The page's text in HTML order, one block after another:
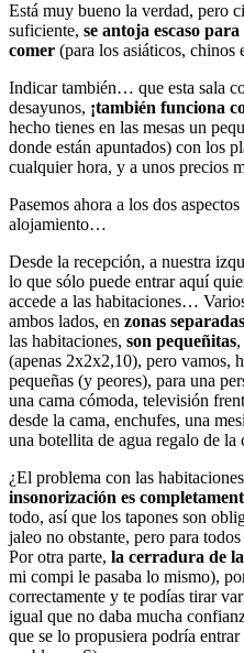
Está muy bueno la verdad, pero
suficiente, se antoja escaso
comer (para los asiáticos, chinos
Indicar también… que esta sala
desayunos, ¡también funciona
hecho tienes en las mesas un
donde están apuntados) con los
cualquier hora, y a unos precios
Pasemos ahora a los dos
alojamiento…
Desde la recepción, a nuestra
lo que sólo puede entrar aquí
accede a las habitaciones…
ambos lados, en zonas
las habitaciones, son pequeñitas
(apenas 2x2x2,10), pero vamos,
pequeñas (y peores), para una
una cama cómoda, televisión
desde la cama, enchufes, una
una botellita de agua regalo de la
¿El problema con las
insonorización es
todo, así que los tapones son
jaleo no obstante, pero para
Por otra parte, la cerradura de
mi compi le pasaba lo mismo),
correctamente y te podías tirar
igual que no daba mucha
que se lo propusiera podría